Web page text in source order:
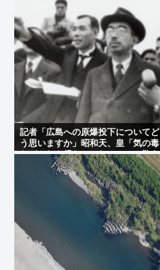
記者「広島への原爆投下についてど
う思いますか」昭和天、皇「気の毒
だがやむを得なかった」こいつ敬う
必要ある？